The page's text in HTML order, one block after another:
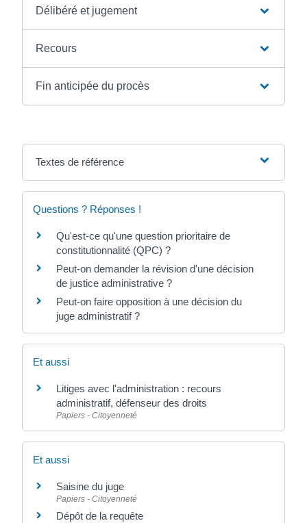
Délibéré et jugement
Recours
Fin anticipée du procès
Textes de référence
Questions ? Réponses !
Qu'est-ce qu'une question prioritaire de
constitutionnalité (QPC) ?
Peut-on demander la révision d'une décision
de justice administrative ?
Peut-on faire opposition à une décision du
juge administratif ?
Et aussi
Litiges avec l'administration : recours
administratif, défenseur des droits
Papiers - Citoyenneté
Et aussi
Saisine du juge
Papiers - Citoyenneté
Dépôt de la requête